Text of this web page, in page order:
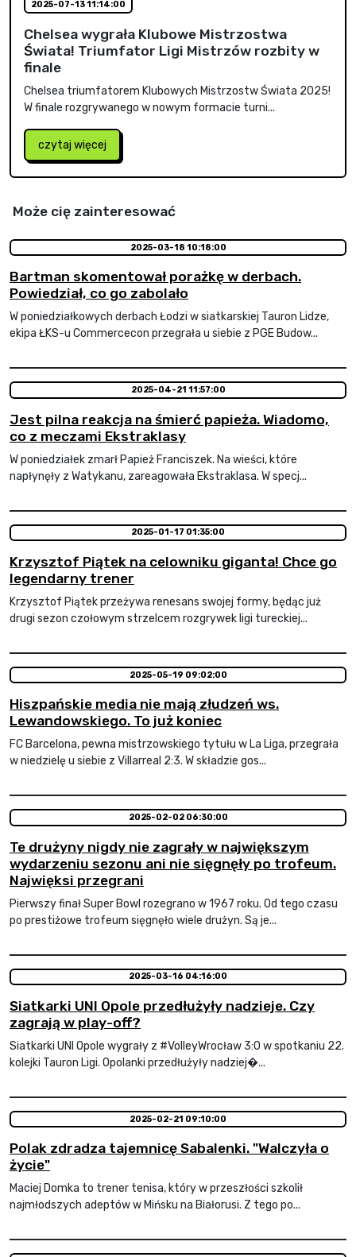
2025-07-13 11:14:00
Chelsea wygrała Klubowe Mistrzostwa
Świata! Triumfator Ligi Mistrzów rozbity w
finale
Chelsea triumfatorem Klubowych Mistrzostw Świata 2025!
W finale rozgrywanego w nowym formacie turni...
czytaj więcej
Może cię zainteresować
2025-03-18 10:18:00
Bartman skomentował porażkę w derbach.
Powiedział, co go zabolało
W poniedziałkowych derbach Łodzi w siatkarskiej Tauron Lidze,
ekipa ŁKS-u Commercecon przegrała u siebie z PGE Budow...
2025-04-21 11:57:00
Jest pilna reakcja na śmierć papieża. Wiadomo,
co z meczami Ekstraklasy
W poniedziałek zmarł Papież Franciszek. Na wieści, które
napłynęły z Watykanu, zareagowała Ekstraklasa. W specj...
2025-01-17 01:35:00
Krzysztof Piątek na celowniku giganta! Chce go
legendarny trener
Krzysztof Piątek przeżywa renesans swojej formy, będąc już
drugi sezon czołowym strzelcem rozgrywek ligi tureckiej...
2025-05-19 09:02:00
Hiszpańskie media nie mają złudzeń ws.
Lewandowskiego. To już koniec
FC Barcelona, pewna mistrzowskiego tytułu w La Liga, przegrała
w niedzielę u siebie z Villarreal 2:3. W składzie gos...
2025-02-02 06:30:00
Te drużyny nigdy nie zagrały w największym
wydarzeniu sezonu ani nie sięgnęły po trofeum.
Najwięksi przegrani
Pierwszy finał Super Bowl rozegrano w 1967 roku. Od tego czasu
po prestiżowe trofeum sięgnęło wiele drużyn. Są je...
2025-03-16 04:16:00
Siatkarki UNI Opole przedłużyły nadzieje. Czy
zagrają w play-off?
Siatkarki UNI Opole wygrały z #VolleyWrocław 3:0 w spotkaniu 22.
kolejki Tauron Ligi. Opolanki przedłużyły nadziej�...
2025-02-21 09:10:00
Polak zdradza tajemnicę Sabalenki. "Walczyła o
życie"
Maciej Domka to trener tenisa, który w przeszłości szkolił
najmłodszych adeptów w Mińsku na Białorusi. Z tego po...